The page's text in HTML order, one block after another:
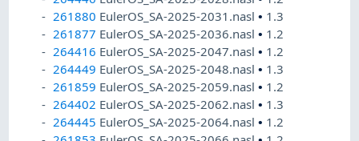
261880 EulerOS_SA-2025-2031.nasl• 1.3
261877 EulerOS_SA-2025-2036.nasl• 1.2
264416 EulerOS_SA-2025-2047.nasl• 1.2
264449 EulerOS_SA-2025-2048.nasl• 1.3
261859 EulerOS_SA-2025-2059.nasl• 1.2
264402 EulerOS_SA-2025-2062.nasl• 1.3
264445 EulerOS_SA-2025-2064.nasl• 1.2